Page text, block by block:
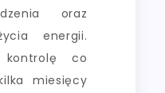
oraz
energii.
co
miesięcy